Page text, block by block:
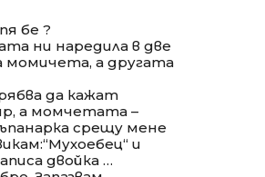
бе ?
ни наредила в две
момичета, а другата
да кажат
а момчетата –
срещу мене
и
двойка …